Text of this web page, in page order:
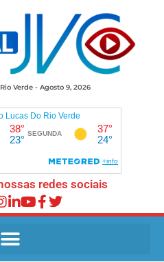
Verde - Agosto 9, 2026
redes sociais